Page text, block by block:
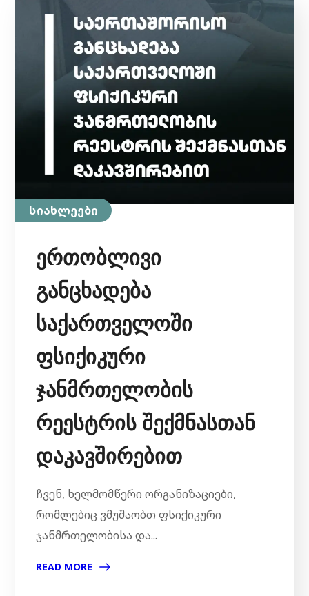
სიახლეები
ერთობლივი
განცხადება
საქართველოში
ფსიქიკური
ჯანმრთელობის
რეესტრის შექმნასთან
დაკავშირებით
ჩვენ, ხელმომწერი ორგანიზაციები,
რომლებიც ვმუშაობთ ფსიქიკური
ჯანმრთელობისა და...
READ MORE